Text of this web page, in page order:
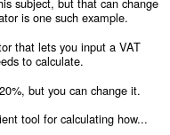
subject, but that can change
is one such example.
that lets you input a VAT
to calculate.
but you can change it.
tool for calculating how...